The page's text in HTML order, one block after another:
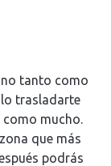
no tanto como
trasladarte
mucho.
que más
podrás